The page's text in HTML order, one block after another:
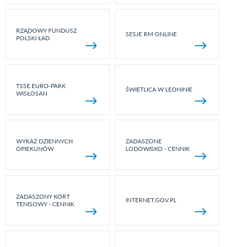
RZĄDOWY FUNDUSZ
POLSKI ŁAD
SESJE RM ONLINE
TSSE EURO-PARK
WISŁOSAN
ŚWIETLICA W LEONINIE
WYKAZ DZIENNYCH
OPIEKUNÓW
ZADASZONE
LODOWISKO - CENNIK
ZADASZONY KORT
TENISOWY - CENNIK
INTERNET.GOV.PL